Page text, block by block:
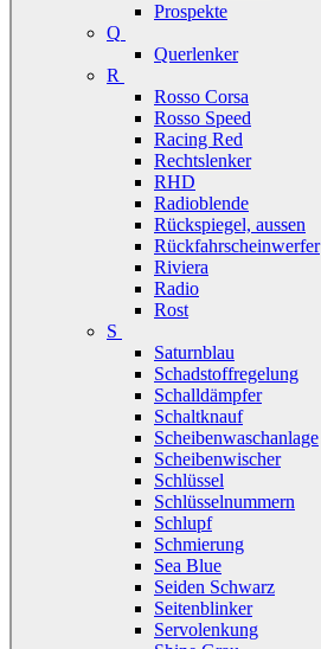
Prospekte
Q
Querlenker
R
Rosso Corsa
Rosso Speed
Racing Red
Rechtslenker
RHD
Radioblende
Rückspiegel, aussen
Rückfahrscheinwerfer
Riviera
Radio
Rost
S
Saturnblau
Schadstoffregelung
Schalldämpfer
Schaltknauf
Scheibenwaschanlage
Scheibenwischer
Schlüssel
Schlüsselnummern
Schlupf
Schmierung
Sea Blue
Seiden Schwarz
Seitenblinker
Servolenkung